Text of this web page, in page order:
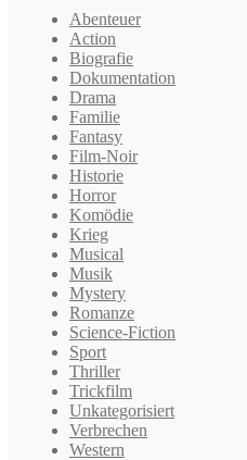
Abenteuer
Action
Biografie
Dokumentation
Drama
Familie
Fantasy
Film-Noir
Historie
Horror
Komödie
Krieg
Musical
Musik
Mystery
Romanze
Science-Fiction
Sport
Thriller
Trickfilm
Unkategorisiert
Verbrechen
Western